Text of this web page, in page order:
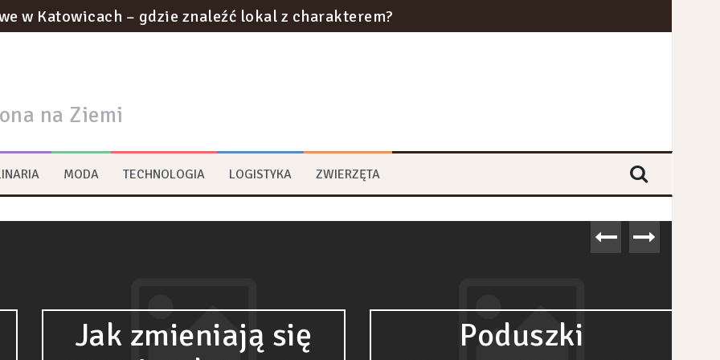
w Katowicach – gdzie znaleźć lokal z charakterem?
podziemnym: innowacje w tunelach metra i kolei dużych prędkości
na strategie zrównoważonego rozwoju w logistyce branż przemysłowych
na transformację przestrzeni miejskich?
multimedialne
na Ziemi
MODA TECHNOLOGIA LOGISTYKA ZWIERZĘTA
Jak zmieniają się
Poduszki